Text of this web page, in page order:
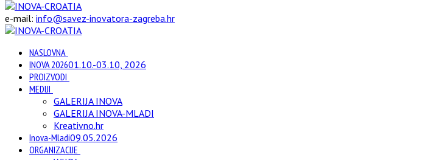
e-mail: info@savez-inovatora-zagreba.hr
NASLOVNA
INOVA 202601.10.-03.10, 2026
PROIZVODI
MEDIJI
GALERIJA INOVA
GALERIJA INOVA-MLADI
Kreativno.hr
Inova-Mladi09.05.2026
ORGANIZACIJE